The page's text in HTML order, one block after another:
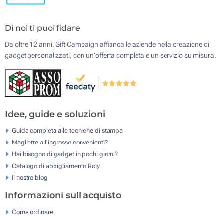
Di noi ti puoi fidare
Da oltre 12 anni, Gift Campaign affianca le aziende nella creazione di
gadget personalizzati, con un'offerta completa e un servizio su misura.
Idee, guide e soluzioni
Guida completa alle tecniche di stampa
Magliette all'ingrosso convenienti?
Hai bisogno di gadget in pochi giorni?
Catalogo di abbigliamento Roly
Il nostro blog
Informazioni sull'acquisto
Come ordinare